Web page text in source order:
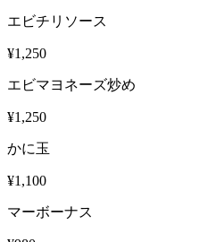
エビチリソース
¥1,250
エビマヨネーズ炒め
¥1,250
かに玉
¥1,100
マーボーナス